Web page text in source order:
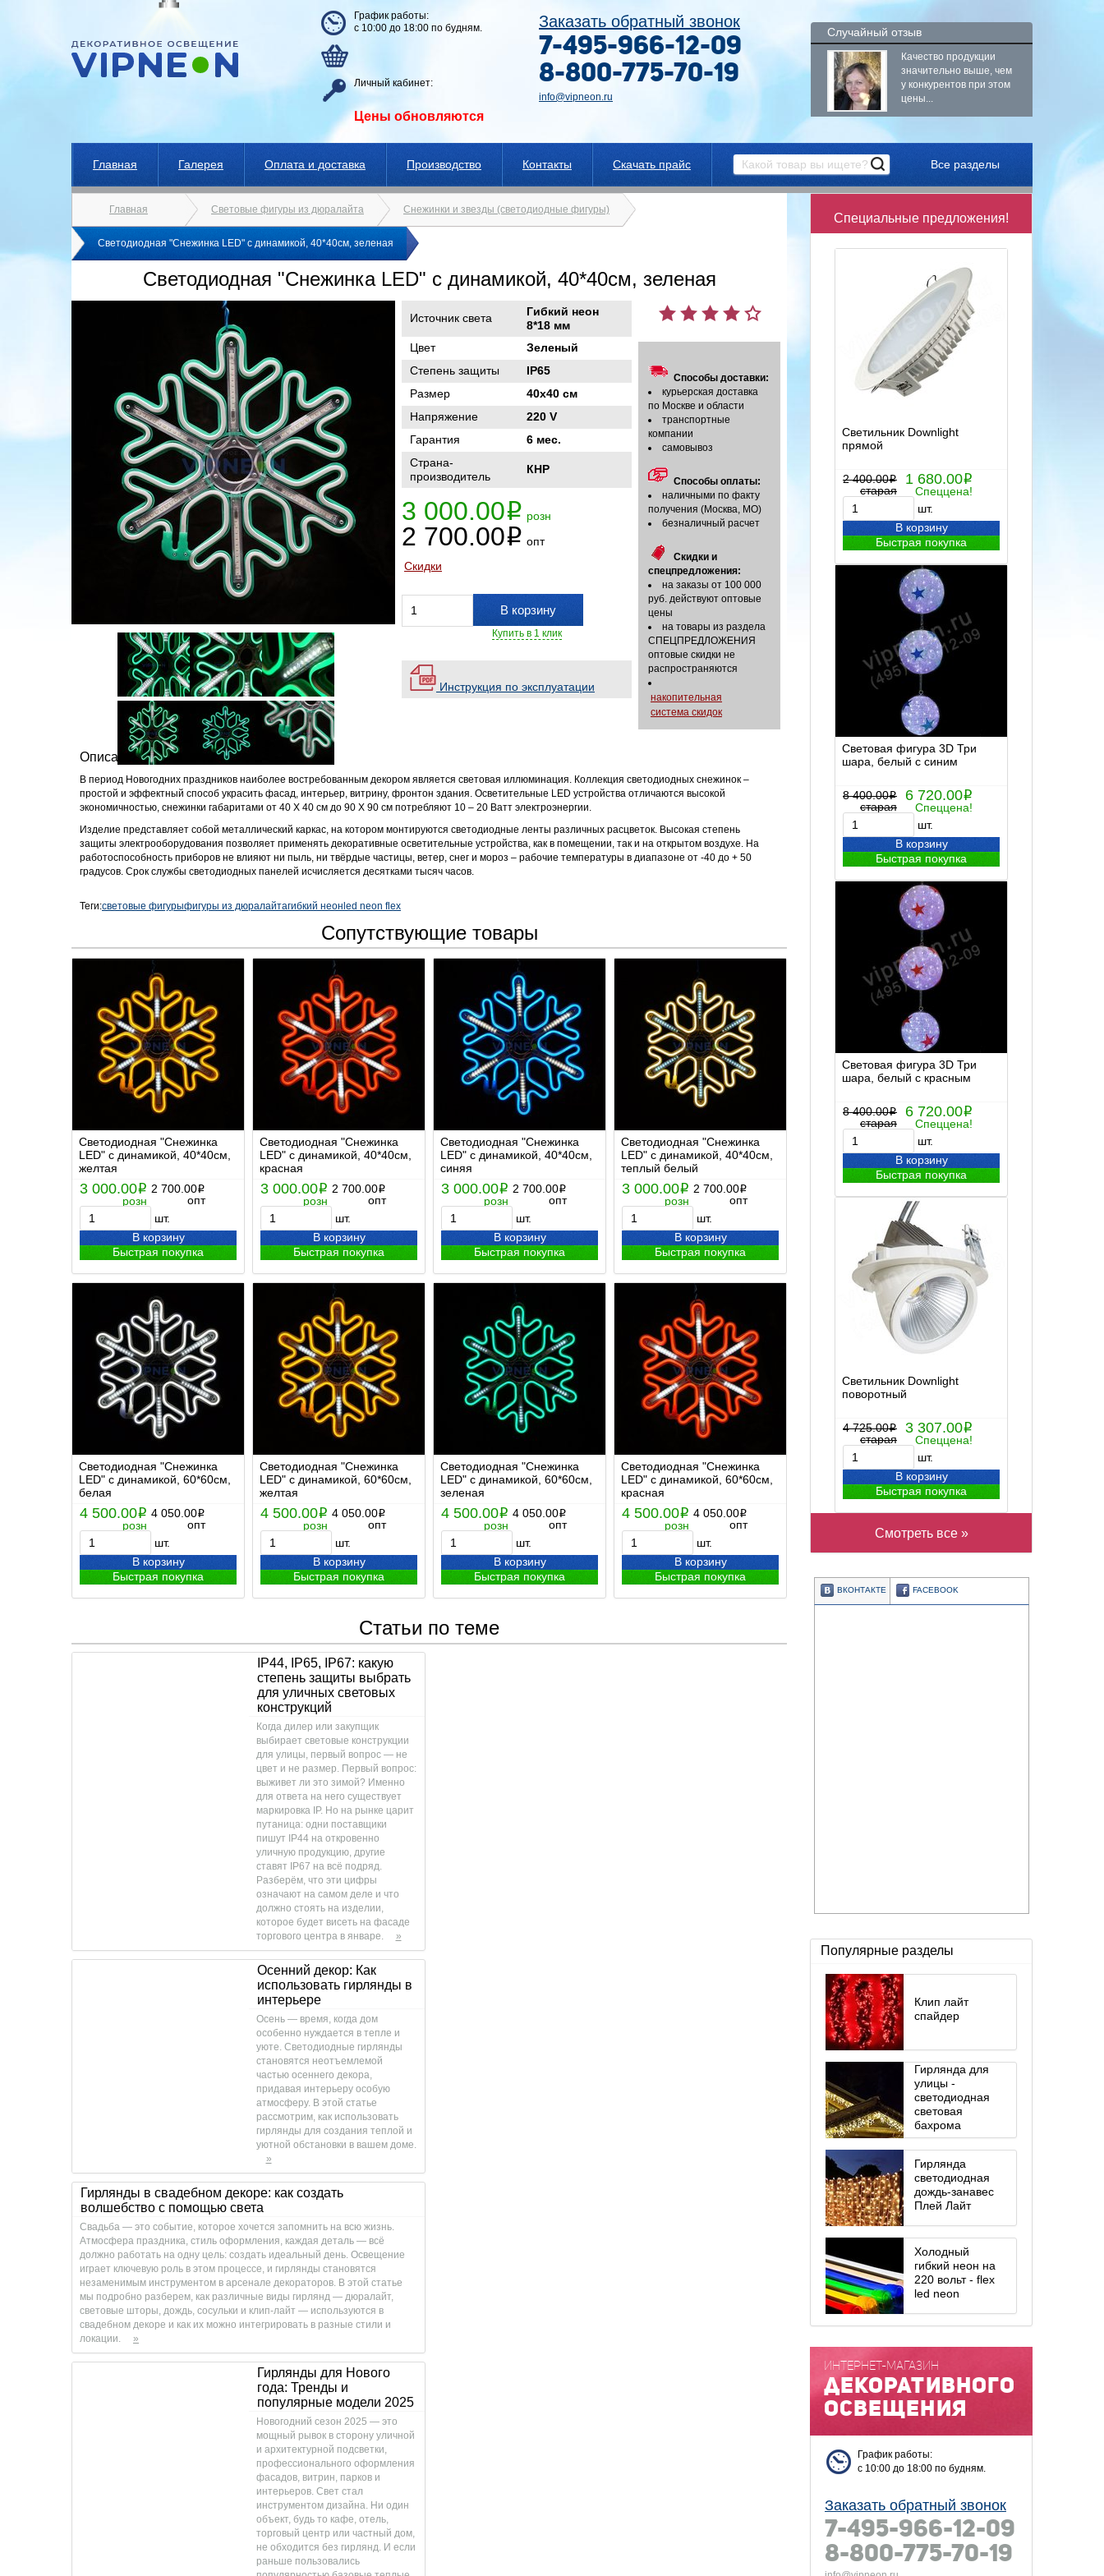
График работы:
с 10:00 до 18:00 по будням.
Личный кабинет:
Цены обновляются
Заказать обратный звонок
7-495-966-12-09
8-800-775-70-19
info@vipneon.ru
Случайный отзыв
Качество продукции
значительно выше, чем
у конкурентов при этом
цены...
Главная Галерея Оплата и доставка Производство Контакты Скачать прайс Все разделы
Специальные предложения!
Светильник Downlight
прямой
2 400.00i
старая
1 680.00i
Спеццена!
шт.
В корзину
Быстрая покупка
Световая фигура 3D Три
шара, белый с синим
8 400.00i
старая
6 720.00i
Спеццена!
шт.
В корзину
Быстрая покупка
Световая фигура 3D Три
шара, белый с красным
8 400.00i
старая
6 720.00i
Спеццена!
шт.
В корзину
Быстрая покупка
Светильник Downlight
поворотный
4 725.00i
старая
3 307.00i
Спеццена!
шт.
В корзину
Быстрая покупка
Смотреть все »
ВКОНТАКТЕ FACEBOOK
Популярные разделы
Клип лайт
спайдер
Гирлянда для
улицы -
светодиодная
световая
бахрома
Гирлянда
светодиодная
дождь-занавес
Плей Лайт
Холодный
гибкий неон на
220 вольт - flex
led neon
ИНТЕРНЕТ-МАГАЗИН
декоративного
освещения
График работы:
с 10:00 до 18:00 по будням.
Заказать обратный звонок
7-495-966-12-09
8-800-775-70-19
Главная Световые фигуры из дюралайта Снежинки и звезды (светодиодные фигуры)
Светодиодная "Снежинка LED" с динамикой, 40*40см, зеленая
Светодиодная "Снежинка LED" с динамикой, 40*40см, зеленая
Источник света
Гибкий неон
8*18 мм
Цвет
Зеленый
Степень защиты
IP65
Размер
40х40 см
Напряжение
220 V
Гарантия
6 мес.
Страна-
производитель
КНР
3 000.00i розн
2 700.00i опт
Скидки
В корзину
Купить в 1 клик
Инструкция по эксплуатации
Способы доставки:
курьерская доставка
по Москве и области
транспортные
компании
самовывоз
Способы оплаты:
наличными по факту
получения (Москва, МО)
безналичный расчет
Скидки и
спецпредложения:
на заказы от 100 000
руб. действуют оптовые
цены
на товары из раздела
СПЕЦПРЕДЛОЖЕНИЯ
оптовые скидки не
распространяются
накопительная
система скидок
Описание
В период Новогодних праздников наиболее востребованным декором является световая иллюминация. Коллекция светодиодных снежинок –
простой и эффектный способ украсить фасад, интерьер, витрину, фронтон здания. Осветительные LED устройства отличаются высокой
экономичностью, снежинки габаритами от 40 Х 40 см до 90 Х 90 см потребляют 10 – 20 Ватт электроэнергии.
Изделие представляет собой металлический каркас, на котором монтируются светодиодные ленты различных расцветок. Высокая степень
защиты электрооборудования позволяет применять декоративные осветительные устройства, как в помещении, так и на открытом воздухе. На
работоспособность приборов не влияют ни пыль, ни твёрдые частицы, ветер, снег и мороз – рабочие температуры в диапазоне от -40 до + 50
градусов. Срок службы светодиодных панелей исчисляется десятками тысяч часов.
Теги:световые фигурыфигуры из дюралайтагибкий неон led neon flex
Сопутствующие товары
Светодиодная "Снежинка
LED" с динамикой, 40*40см,
желтая
3 000.00i
розн
2 700.00i
опт
шт.
В корзину
Быстрая покупка
Светодиодная "Снежинка
LED" с динамикой, 40*40см,
красная
3 000.00i
розн
2 700.00i
опт
шт.
В корзину
Быстрая покупка
Светодиодная "Снежинка
LED" с динамикой, 40*40см,
синяя
3 000.00i
розн
2 700.00i
опт
шт.
В корзину
Быстрая покупка
Светодиодная "Снежинка
LED" с динамикой, 40*40см,
теплый белый
3 000.00i
розн
2 700.00i
опт
шт.
В корзину
Быстрая покупка
Светодиодная "Снежинка
LED" с динамикой, 60*60см,
белая
4 500.00i
розн
4 050.00i
опт
шт.
В корзину
Быстрая покупка
Светодиодная "Снежинка
LED" с динамикой, 60*60см,
желтая
4 500.00i
розн
4 050.00i
опт
шт.
В корзину
Быстрая покупка
Светодиодная "Снежинка
LED" с динамикой, 60*60см,
зеленая
4 500.00i
розн
4 050.00i
опт
шт.
В корзину
Быстрая покупка
Светодиодная "Снежинка
LED" с динамикой, 60*60см,
красная
4 500.00i
розн
4 050.00i
опт
шт.
В корзину
Быстрая покупка
Статьи по теме
IP44, IP65, IP67: какую
степень защиты выбрать
для уличных световых
конструкций
Когда дилер или закупщик
выбирает световые конструкции
для улицы, первый вопрос — не
цвет и не размер. Первый вопрос:
выживет ли это зимой? Именно
для ответа на него существует
маркировка IP. Но на рынке царит
путаница: одни поставщики
пишут IP44 на откровенно
уличную продукцию, другие
ставят IP67 на всё подряд.
Разберём, что эти цифры
означают на самом деле и что
должно стоять на изделии,
которое будет висеть на фасаде
торгового центра в январе.
»
Осенний декор: Как
использовать гирлянды в
интерьере
Осень — время, когда дом
особенно нуждается в тепле и
уюте. Светодиодные гирлянды
становятся неотъемлемой
частью осеннего декора,
придавая интерьеру особую
атмосферу. В этой статье
рассмотрим, как использовать
гирлянды для создания теплой и
уютной обстановки в вашем доме.
»
Гирлянды в свадебном декоре: как создать
волшебство с помощью света
Свадьба — это событие, которое хочется запомнить на всю жизнь.
Атмосфера праздника, стиль оформления, каждая деталь — всё
должно работать на одну цель: создать идеальный день. Освещение
играет ключевую роль в этом процессе, и гирлянды становятся
незаменимым инструментом в арсенале декораторов. В этой статье
мы подробно разберем, как различные виды гирлянд — дюралайт,
световые шторы, дождь, сосульки и клип-лайт — используются в
свадебном декоре и как их можно интегрировать в разные стили и
локации.
»
Гирлянды для Нового
года: Тренды и
популярные модели 2025
Новогодний сезон 2025 — это
мощный рывок в сторону уличной
и архитектурной подсветки,
профессионального оформления
фасадов, витрин, парков и
интерьеров. Свет стал
инструментом дизайна. Ни один
объект, будь то кафе, отель,
торговый центр или частный дом,
не обходится без гирлянд. И если
раньше пользовались